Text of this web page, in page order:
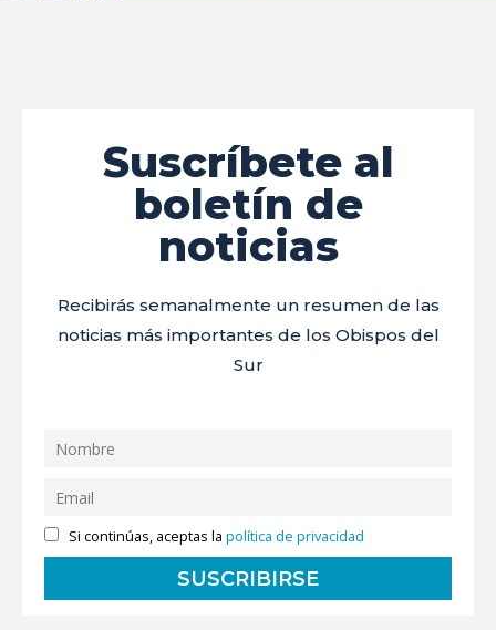
Suscríbete al
boletín de
noticias
Recibirás semanalmente un resumen de las
noticias más importantes de los Obispos del
Sur
Si continúas, aceptas lapolítica de privacidad